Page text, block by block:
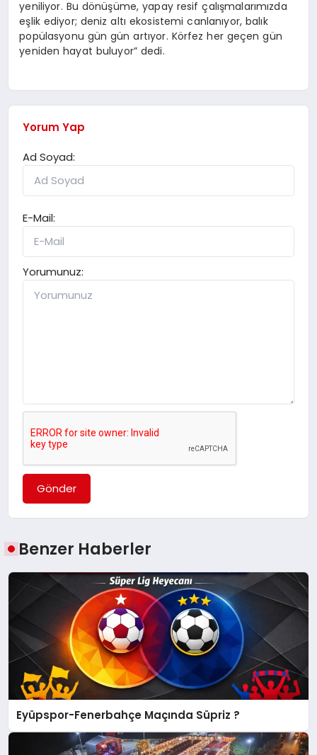
yeniliyor. Bu dönüşüme, yapay resif çalışmalarımızda
eşlik ediyor; deniz altı ekosistemi canlanıyor, balık
popülasyonu gün gün artıyor. Körfez her geçen gün
yeniden hayat buluyor” dedi.
Yorum Yap
Ad Soyad:
E-Mail:
Yorumunuz:
Gönder
Benzer Haberler
Eyüpspor-Fenerbahçe Maçında Süpriz ?